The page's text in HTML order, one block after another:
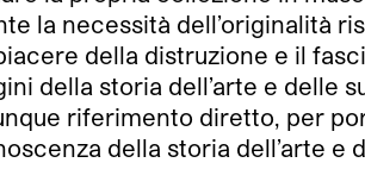
la necessità dell’originalità
della distruzione e il
della storia dell’arte e delle
riferimento diretto, per
della storia dell’arte e